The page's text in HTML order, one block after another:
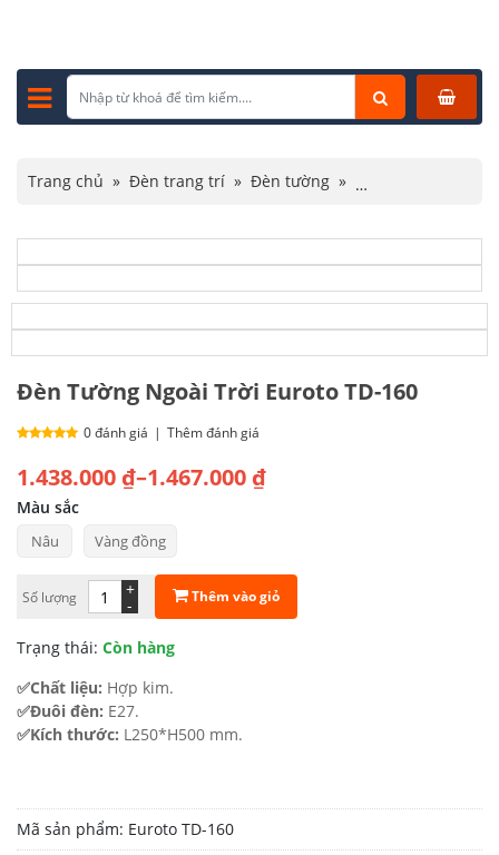
Trang chủ » Đèn trang trí » Đèn tường »
Đèn Tường Ngoài Trời Euroto TD-160
Đèn Tường Ngoài Trời Euroto TD-160
0 đánh giá | Thêm đánh giá
1.438.000 ₫–1.467.000 ₫
Khoảng
giá:
từ
1.438.000 ₫
1.467.000 ₫
Màu sắc
Nâu Vàng đồng
Số lượng -
+ Thêm vào giỏ
Trạng thái: Còn hàng
✅Chất liệu: Hợp kim.
✅Đuôi đèn: E27.
✅Kích thước: L250*H500 mm.
Mã sản phẩm: Euroto TD-160